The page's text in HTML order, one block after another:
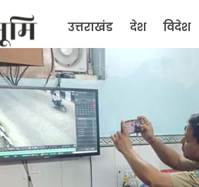
उत्तराखंड देश विदेश